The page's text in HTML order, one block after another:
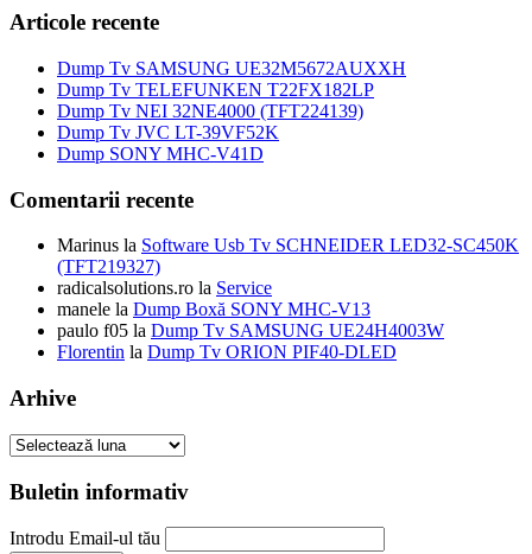
49,00 lei.
Articole recente
Dump Tv SAMSUNG UE32M5672AUXXH
Dump Tv TELEFUNKEN T22FX182LP
Dump Tv NEI 32NE4000 (TFT224139)
Dump Tv JVC LT-39VF52K
Dump SONY MHC-V41D
Comentarii recente
Marinus la Software Usb Tv SCHNEIDER LED32-SC450K
(TFT219327)
radicalsolutions.ro la Service
manele la Dump Boxă SONY MHC-V13
paulo f05 la Dump Tv SAMSUNG UE24H4003W
Florentin la Dump Tv ORION PIF40-DLED
Arhive
Arhive
Buletin informativ
Introdu Email-ul tău